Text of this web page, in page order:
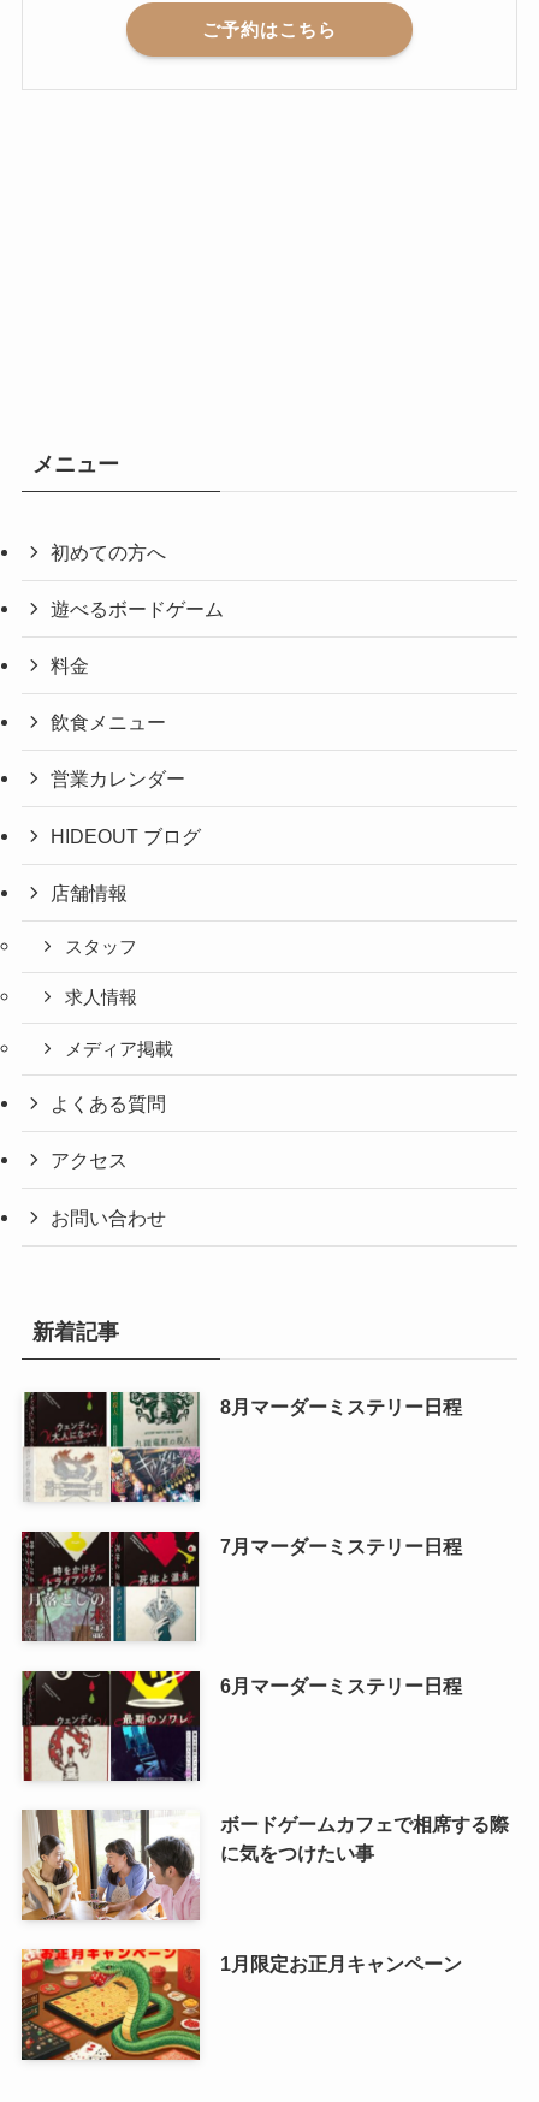
ご予約はこちら
メニュー
初めての方へ
遊べるボードゲーム
料金
飲食メニュー
営業カレンダー
HIDEOUT ブログ
店舗情報
スタッフ
求人情報
メディア掲載
よくある質問
アクセス
お問い合わせ
新着記事
8月マーダーミステリー日程
7月マーダーミステリー日程
6月マーダーミステリー日程
ボードゲームカフェで相席する際
に気をつけたい事
1月限定お正月キャンペーン